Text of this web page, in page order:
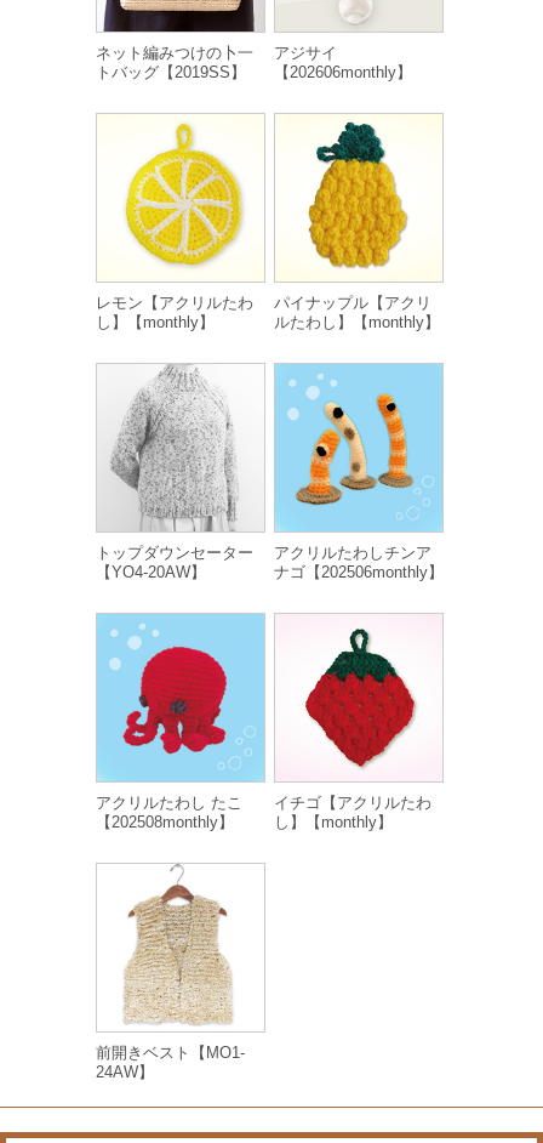
ネット編みつけの卜一
トバッグ【2019SS】
アジサイ
【202606monthly】
レモン【アクリルたわ
し】【monthly】
パイナップル【アクリ
ルたわし】【monthly】
トップダウンセーター
【YO4-20AW】
アクリルたわしチンア
ナゴ【202506monthly】
アクリルたわし たこ
【202508monthly】
イチゴ【アクリルたわ
し】【monthly】
前開きベスト【MO1-
24AW】